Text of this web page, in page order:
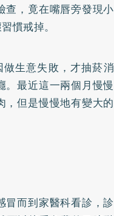
查，竟在嘴唇旁發現小
慣戒掉。
生意失敗，才抽菸消
最近這一兩個月慢慢
，但是慢慢地有變大的
冒而到家醫科看診，診